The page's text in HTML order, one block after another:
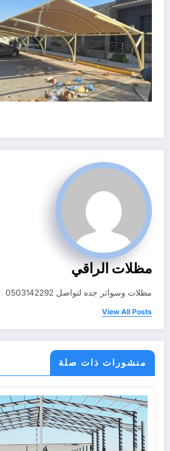
مظلات الراقي
مظلات وسواتر جده لتواصل 0503142292
View All Posts
منشورات ذات صلة